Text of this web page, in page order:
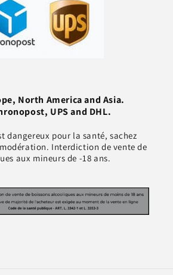
North America and Asia.
UPS and DHL.
dangereux pour la santé, sachez
Interdiction de vente de
aux mineurs de -18 ans.